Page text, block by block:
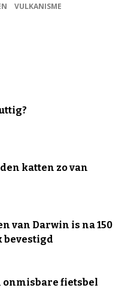
VULKANISME
katten zo van
van Darwin is na 150
bevestigd
onmisbare fietsbel